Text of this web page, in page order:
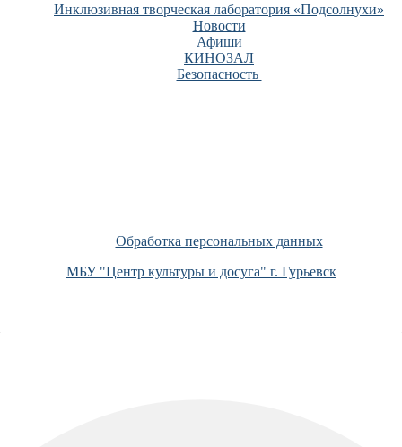
Инклюзивная творческая лаборатория «Подсолнухи»
Новости
Афиши
КИНОЗАЛ
Безопасность
Обработка персональных данных
МБУ "Центр культуры и досуга" г. Гурьевск